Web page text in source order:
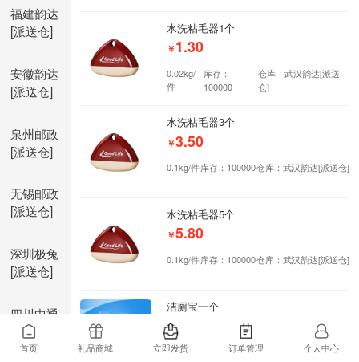
福建韵达
[派送仓]
安徽韵达
[派送仓]
泉州邮政
[派送仓]
无锡邮政
[派送仓]
深圳极兔
[派送仓]
四川中通
[派送仓]
水洗粘毛器1个
￥ 1.30
0.02kg/
件
库存：
100000
仓库：武汉韵达[派送
仓]
水洗粘毛器3个
￥3.50
0.1kg/件库存：100000仓库：武汉韵达[派送仓]
水洗粘毛器5个
￥5.80
0.1kg/件库存：100000仓库：武汉韵达[派送仓]
洁厕宝一个
￥0.25
0.02kg/
库存：
仓库：武汉韵达[派送
首页 礼品商城 立即发货 订单管理 个人中心